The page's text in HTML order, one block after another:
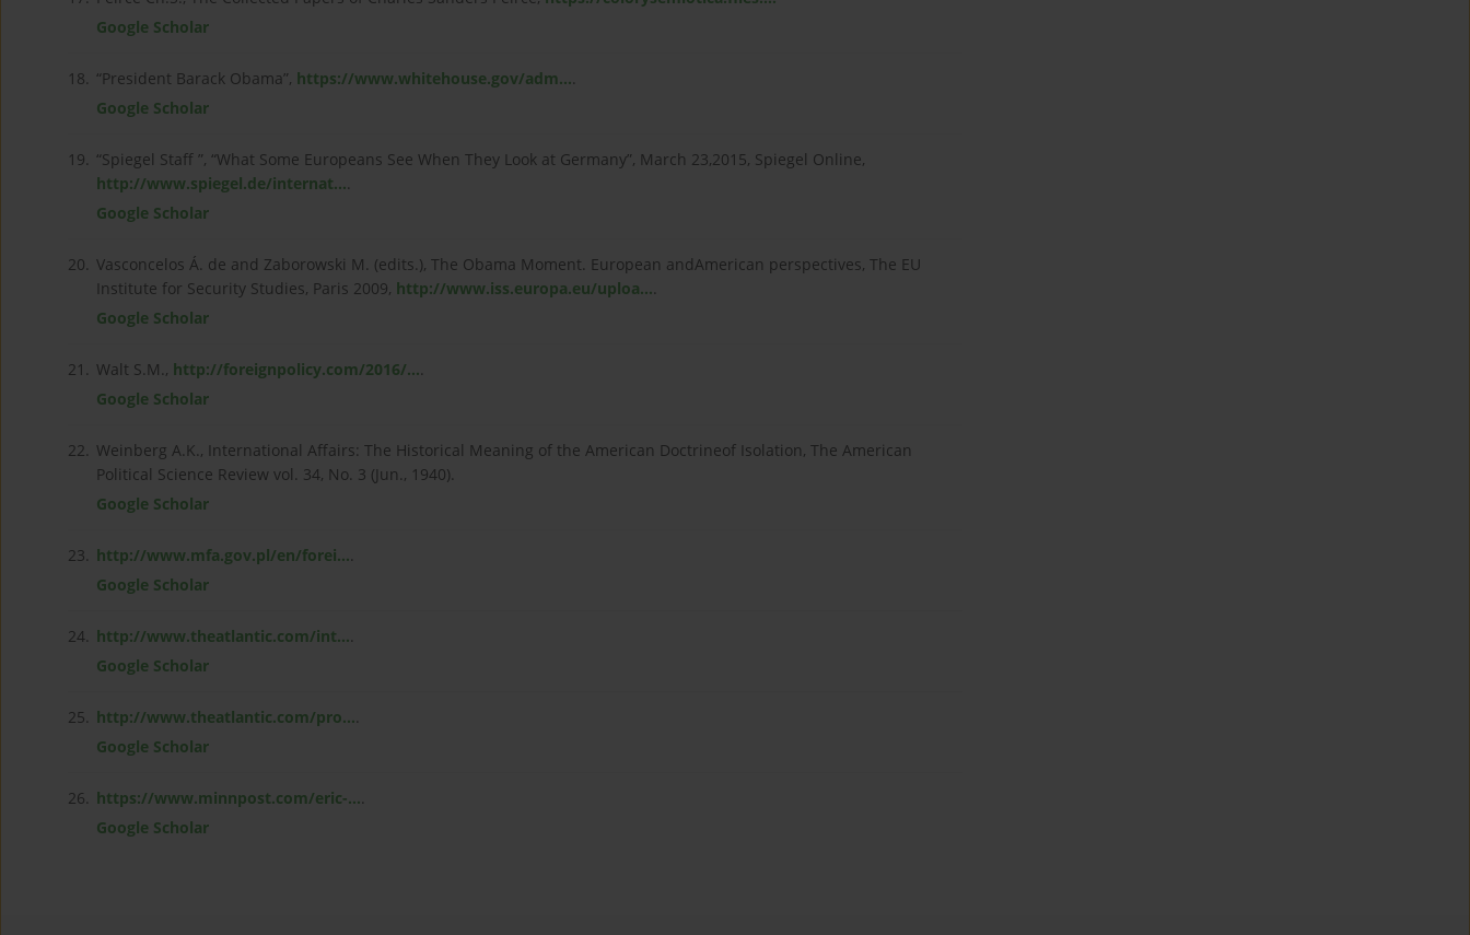
Google Scholar
18. “President Barack Obama”, https://www.whitehouse.gov/adm....
Google Scholar
19. “Spiegel Staff ”, “What Some Europeans See When They Look at Germany”, March 23,2015, Spiegel Online,
http://www.spiegel.de/internat....
Google Scholar
20. Vasconcelos Á. de and Zaborowski M. (edits.), The Obama Moment. European andAmerican perspectives, The EU
Institute for Security Studies, Paris 2009, http://www.iss.europa.eu/uploa....
Google Scholar
21. Walt S.M., http://foreignpolicy.com/2016/....
Google Scholar
22. Weinberg A.K., International Affairs: The Historical Meaning of the American Doctrineof Isolation, The American
Political Science Review vol. 34, No. 3 (Jun., 1940).
Google Scholar
23. http://www.mfa.gov.pl/en/forei....
Google Scholar
24. http://www.theatlantic.com/int....
Google Scholar
25. http://www.theatlantic.com/pro....
Google Scholar
26. https://www.minnpost.com/eric-....
Google Scholar